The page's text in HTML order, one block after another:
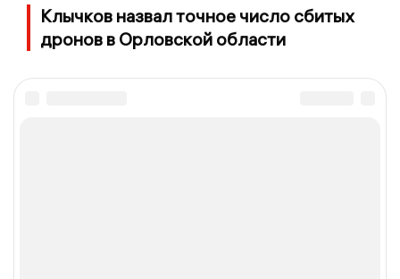
Клычков назвал точное число сбитых
дронов в Орловской области